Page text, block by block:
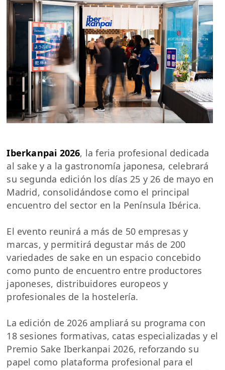
Iberkanpai 2026, la feria profesional dedicada
al sake y a la gastronomía japonesa, celebrará
su segunda edición los días 25 y 26 de mayo en
Madrid, consolidándose como el principal
encuentro del sector en la Península Ibérica.
El evento reunirá a más de 50 empresas y
marcas, y permitirá degustar más de 200
variedades de sake en un espacio concebido
como punto de encuentro entre productores
japoneses, distribuidores europeos y
profesionales de la hostelería.
La edición de 2026 ampliará su programa con
18 sesiones formativas, catas especializadas y el
Premio Sake Iberkanpai 2026, reforzando su
papel como plataforma profesional para el